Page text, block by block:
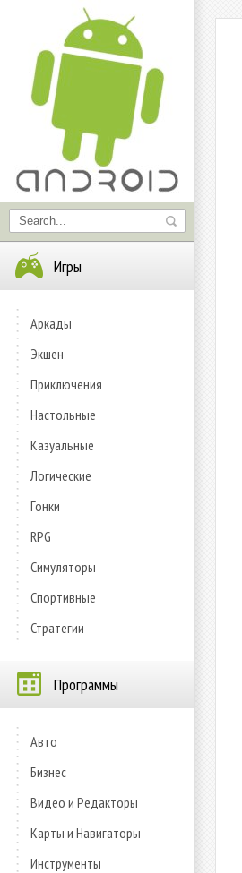
Игры
Аркады
Экшен
Приключения
Настольные
Казуальные
Логические
Гонки
RPG
Симуляторы
Спортивные
Стратегии
Программы
Авто
Бизнес
Видео и Редакторы
Карты и Навигаторы
Инструменты